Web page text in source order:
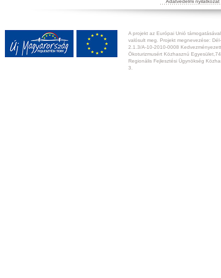
Adatvédelmi nyilatkozat
A projekt az Európai Unió
valósult meg. Projekt megnevezése:
2.1.3/A-10-2010-0008
Ökoturizmusért Közhasznú
Regionális Fejlesztési Ügynökség
3.